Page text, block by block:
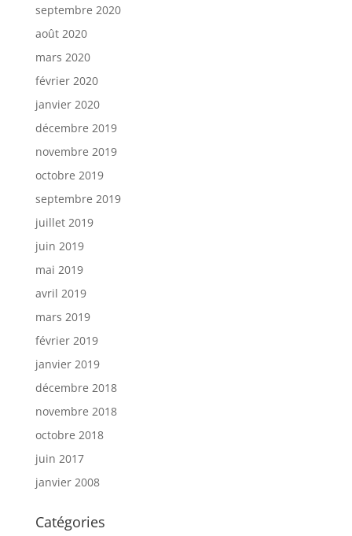
septembre 2020
août 2020
mars 2020
février 2020
janvier 2020
décembre 2019
novembre 2019
octobre 2019
septembre 2019
juillet 2019
juin 2019
mai 2019
avril 2019
mars 2019
février 2019
janvier 2019
décembre 2018
novembre 2018
octobre 2018
juin 2017
janvier 2008
Catégories